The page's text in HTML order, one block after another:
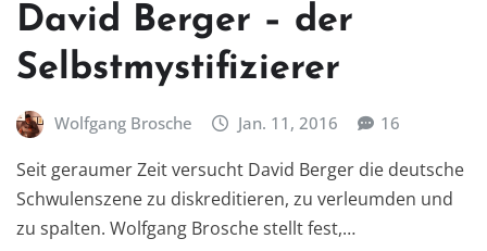
David Berger – der
Selbstmystifizierer
Wolfgang Brosche Jan. 11, 2016 16
Seit geraumer Zeit versucht David Berger die deutsche
Schwulenszene zu diskreditieren, zu verleumden und
zu spalten. Wolfgang Brosche stellt fest,…